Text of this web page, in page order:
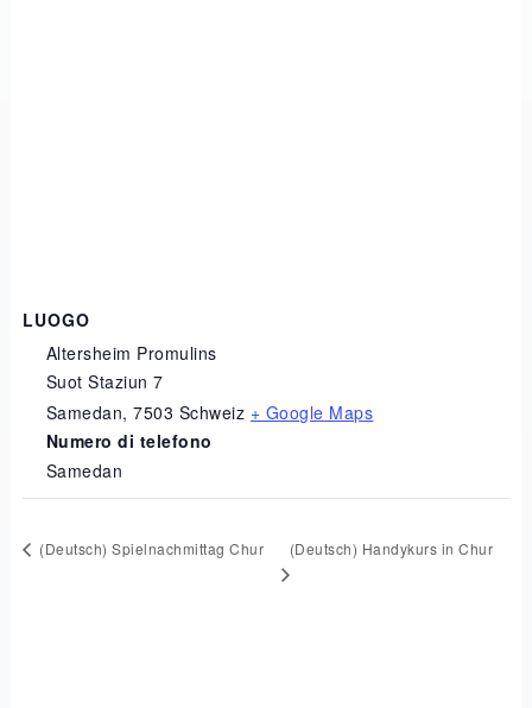
LUOGO
Altersheim Promulins
Suot Staziun 7
Samedan, 7503 Schweiz + Google Maps
Numero di telefono
Samedan
(Deutsch) Spielnachmittag Chur (Deutsch) Handykurs in Chur